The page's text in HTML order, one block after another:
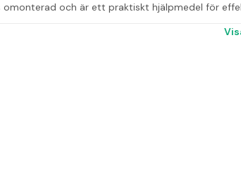
omonterad och är ett praktiskt hjälpmedel för